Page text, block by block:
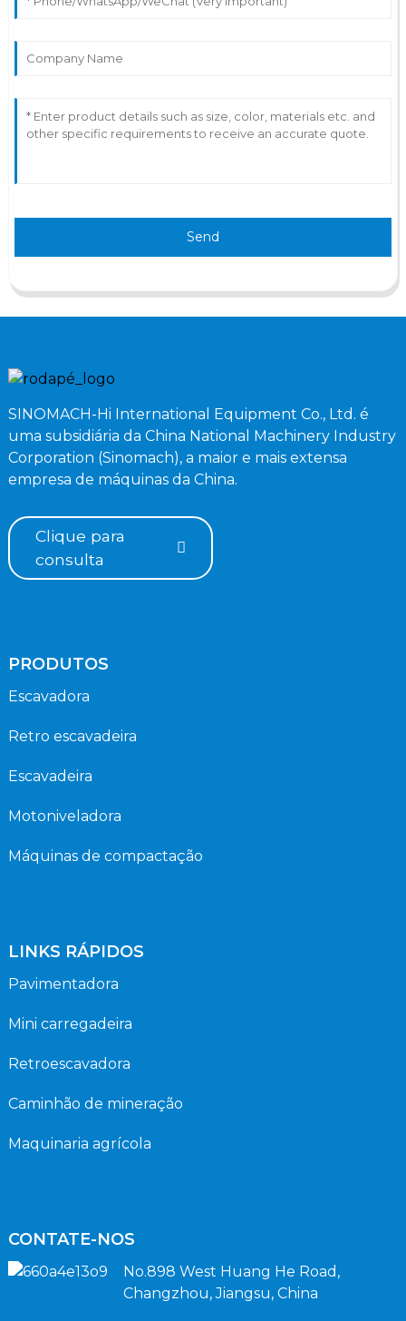
Send
SINOMACH-Hi International Equipment Co., Ltd. é
uma subsidiária da China National Machinery Industry
Corporation (Sinomach), a maior e mais extensa
empresa de máquinas da China.
Clique para
consulta
PRODUTOS
Escavadora
Retro escavadeira
Escavadeira
Motoniveladora
Máquinas de compactação
LINKS RÁPIDOS
Pavimentadora
Mini carregadeira
Retroescavadora
Caminhão de mineração
Maquinaria agrícola
CONTATE-NOS
No.898 West Huang He Road,
Changzhou, Jiangsu, China